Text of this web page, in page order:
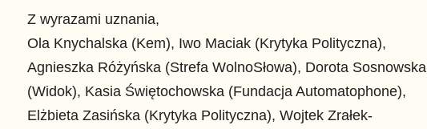
Z wyrazami uznania,
Ola Knychalska (Kem), Iwo Maciak (Krytyka Polityczna),
Agnieszka Różyńska (Strefa WolnoSłowa), Dorota Sosnowska
(Widok), Kasia Świętochowska (Fundacja Automatophone),
Elżbieta Zasińska (Krytyka Polityczna), Wojtek Zrałek-